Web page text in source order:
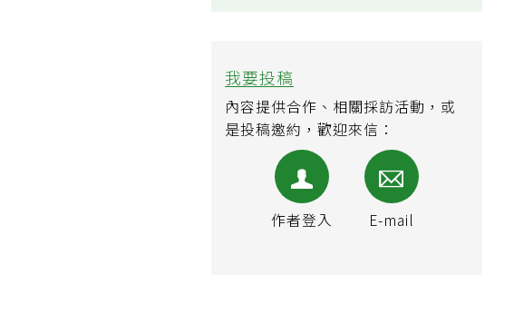
我要投稿
內容提供合作、相關採訪活動，或
是投稿邀約，歡迎來信：